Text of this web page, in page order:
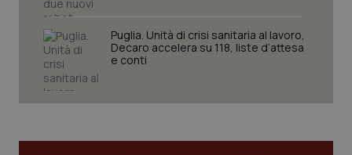
Puglia. Unità di crisi sanitaria al lavoro,
Decaro accelera su 118, liste d’attesa
e conti
sito web abilitandone funzionalità di base quali la
navigazione sulle pagine e l'accesso alle aree
protette del sito. Il sito web non è in grado di
funzionare correttamente senza questi cookie.